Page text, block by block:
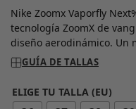
Nike Zoomx Vaporfly
tecnología ZoomX de
diseño aerodinámico. Un
GUÍA DE TALLAS
ELIGE TU TALLA (EU)